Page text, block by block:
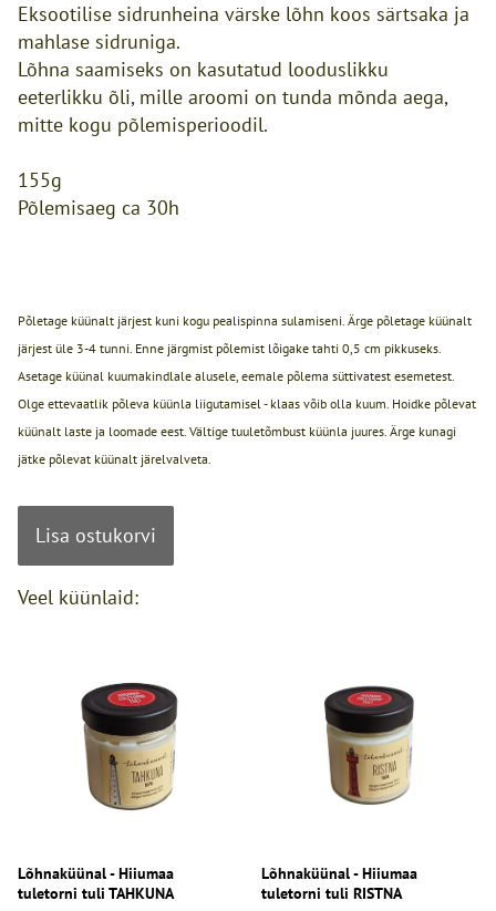
Eksootilise sidrunheina värske lõhn koos särtsaka ja
mahlase sidruniga.
Lõhna saamiseks on kasutatud looduslikku
eeterlikku õli, mille aroomi on tunda mõnda aega,
mitte kogu põlemisperioodil.
155g
Põlemisaeg ca 30h
Põletage küünalt järjest kuni kogu pealispinna sulamiseni. Ärge põletage küünalt
järjest üle 3-4 tunni. Enne järgmist põlemist lõigake tahti 0,5 cm pikkuseks.
Asetage küünal kuumakindlale alusele, eemale põlema süttivatest esemetest.
Olge ettevaatlik põleva küünla liigutamisel - klaas võib olla kuum. Hoidke põlevat
küünalt laste ja loomade eest. Vältige tuuletõmbust küünla juures. Ärge kunagi
jätke põlevat küünalt järelvalveta.
Lisa ostukorvi
Veel küünlaid:
Lõhnaküünal - Hiiumaa
tuletorni tuli TAHKUNA
Lõhnaküünal - Hiiumaa
tuletorni tuli RISTNA